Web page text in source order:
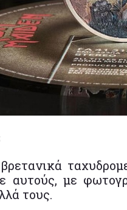
αυτούς, με
τους.